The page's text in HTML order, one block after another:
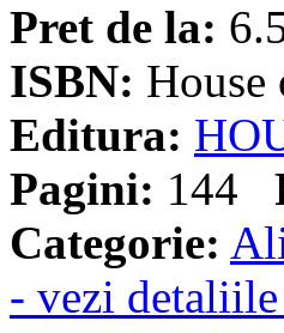
Pret de la:
ISBN: House
Editura:
Pagini: 144
Categorie:
- vezi